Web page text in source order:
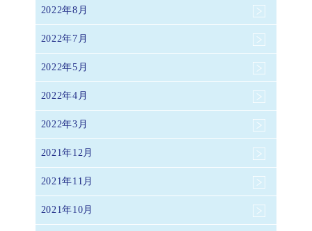
2022年8月
2022年7月
2022年5月
2022年4月
2022年3月
2021年12月
2021年11月
2021年10月